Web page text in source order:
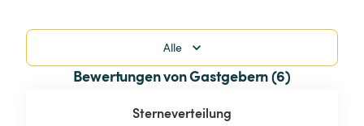
Alle
Bewertungen von Gastgebern (6)
Sterneverteilung